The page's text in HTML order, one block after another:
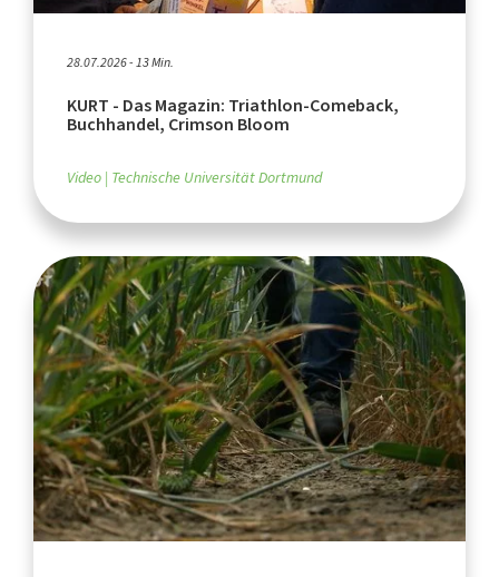
28.07.2026 - 13 Min.
KURT - Das Magazin: Triathlon-Comeback,
Buchhandel, Crimson Bloom
Video Technische Universität Dortmund